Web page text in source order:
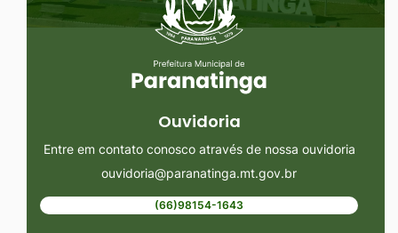
Ouvidoria
Entre em contato conosco através de nossa ouvidoria
ouvidoria@paranatinga.mt.gov.br
(66)98154-1643